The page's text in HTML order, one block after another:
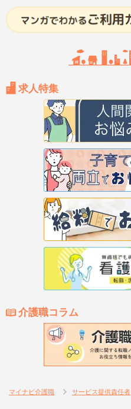
求人特集
介護職コラム
マイナビ介護職 サービス提供責任者